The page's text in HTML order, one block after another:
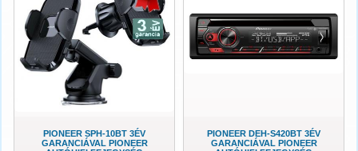
PIONEER SPH-10BT 3ÉV
GARANCIÁVAL PIONEER
PIONEER DEH-S420BT 3ÉV
GARANCIÁVAL PIONEER